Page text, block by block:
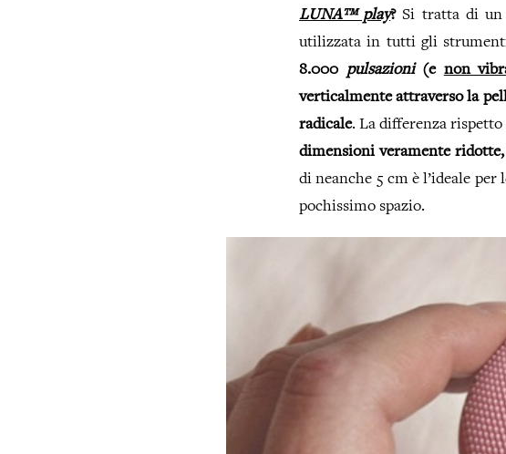
LUNA™ play?Si tratta di un
utilizzata in tutti gli
8.000 pulsazioni(e non
verticalmente attraverso la
radicale. La differenza
dimensioni veramente
di neanche 5 cm è l’ideale
pochissimo spazio.